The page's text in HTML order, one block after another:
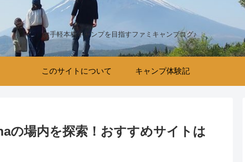
お手軽本格キャンプを目指すファミキャンブログ♪
このサイトについて キャンプ体験記
の場内を探索！おすすめサイトは